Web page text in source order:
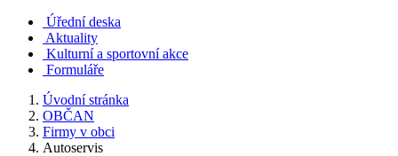
Úřední deska
Aktuality
Kulturní a sportovní akce
Formuláře
Úvodní stránka
OBČAN
Firmy v obci
Autoservis